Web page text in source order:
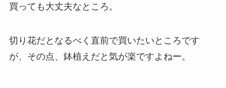
買っても大丈夫なところ。
切り花だとなるべく直前で買いたいところです
が、その点、鉢植えだと気が楽ですよねー。